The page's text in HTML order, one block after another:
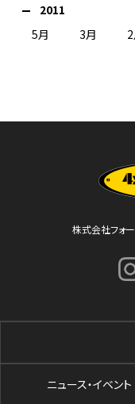
2011
5月
3月
株式会社フォ
ニュース・イベント